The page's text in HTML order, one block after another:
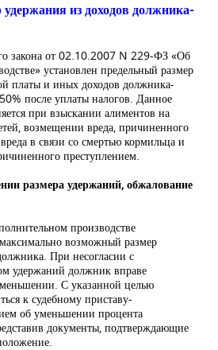
из доходов должника-
закона от 02.10.2007 N 229-ФЗ «Об
установлен предельный размер
платы и иных доходов должника-
после уплаты налогов. Данное
при взыскании алиментов на
возмещении вреда, причиненного
в связи со смертью кормильца и
преступлением.
размера удержаний, обжалование
производстве
возможный размер
При несогласии с
удержаний должник вправе
С указанной целью
к судебному приставу-
об уменьшении процента
документы, подтверждающие